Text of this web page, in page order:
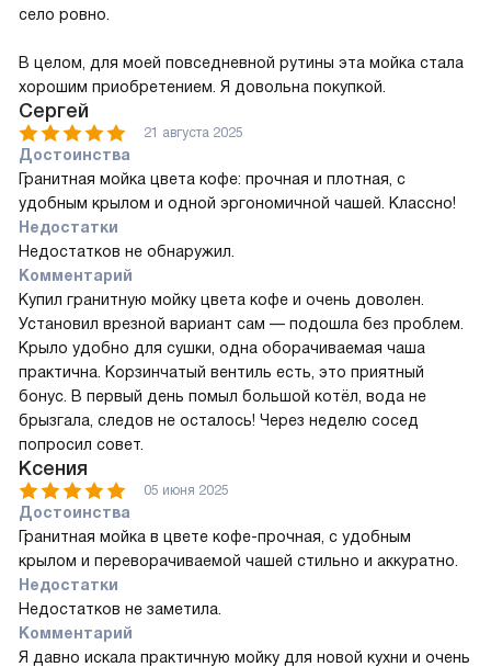
село ровно.
В целом, для моей повседневной рутины эта мойка стала
хорошим приобретением. Я довольна покупкой.
Сергей
21 августа 2025
Достоинства
Гранитная мойка цвета кофе: прочная и плотная, с
удобным крылом и одной эргономичной чашей. Классно!
Недостатки
Недостатков не обнаружил.
Комментарий
Купил гранитную мойку цвета кофе и очень доволен.
Установил врезной вариант сам — подошла без проблем.
Крыло удобно для сушки, одна оборачиваемая чаша
практична. Корзинчатый вентиль есть, это приятный
бонус. В первый день помыл большой котёл, вода не
брызгала, следов не осталось! Через неделю сосед
попросил совет.
Ксения
05 июня 2025
Достоинства
Гранитная мойка в цвете кофе-прочная, с удобным
крылом и переворачиваемой чашей стильно и аккуратно.
Недостатки
Недостатков не заметила.
Комментарий
Я давно искала практичную мойку для новой кухни и очень